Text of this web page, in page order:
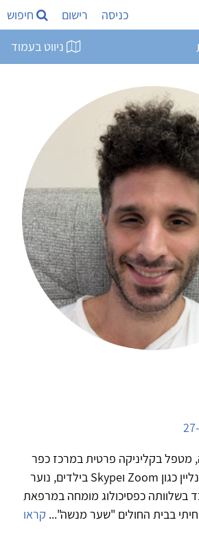
כניסה רישום חיפוש
ניווט בעמוד
מטפל בקליניקה פרטית במרכז כפר
סבא ובפלטפורמות אונליין כגון Zoom וSkype בילדים, נוער
בשלוותה כפסיכולוג מומחה במרפאת
בבית החולים "שער מנשה"... קראו